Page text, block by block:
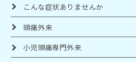
こんな症状ありませんか
頭痛外来
小児頭痛専門外来